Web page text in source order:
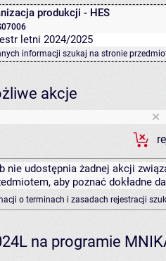
produkcji - HES
letni 2024/2025
informacji szukaj na stronie
akcje
nie udostępnia żadnej akcji
aby poznać dokładne
o terminach i zasadach rejestracji
na programie